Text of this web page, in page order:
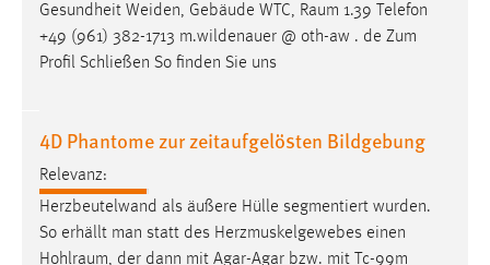
Gesundheit Weiden, Gebäude WTC, Raum 1.39 Telefon
+49 (961) 382-1713 m.wildenauer @ oth-aw . de Zum
Profil Schließen So finden Sie uns
4D Phantome zur zeitaufgelösten Bildgebung
Relevanz:
Herzbeutelwand als äußere Hülle segmentiert wurden.
So erhällt man statt des Herzmuskelgewebes einen
Hohlraum, der dann mit Agar-Agar bzw. mit Tc-99m